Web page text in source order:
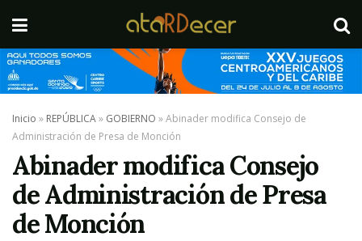
Inicio » REPÚBLICA» GOBIERNO »Abinader modifica Consejo de
Administración de Presa de Monción
Abinader modifica Consejo
de Administración de Presa
de Monción